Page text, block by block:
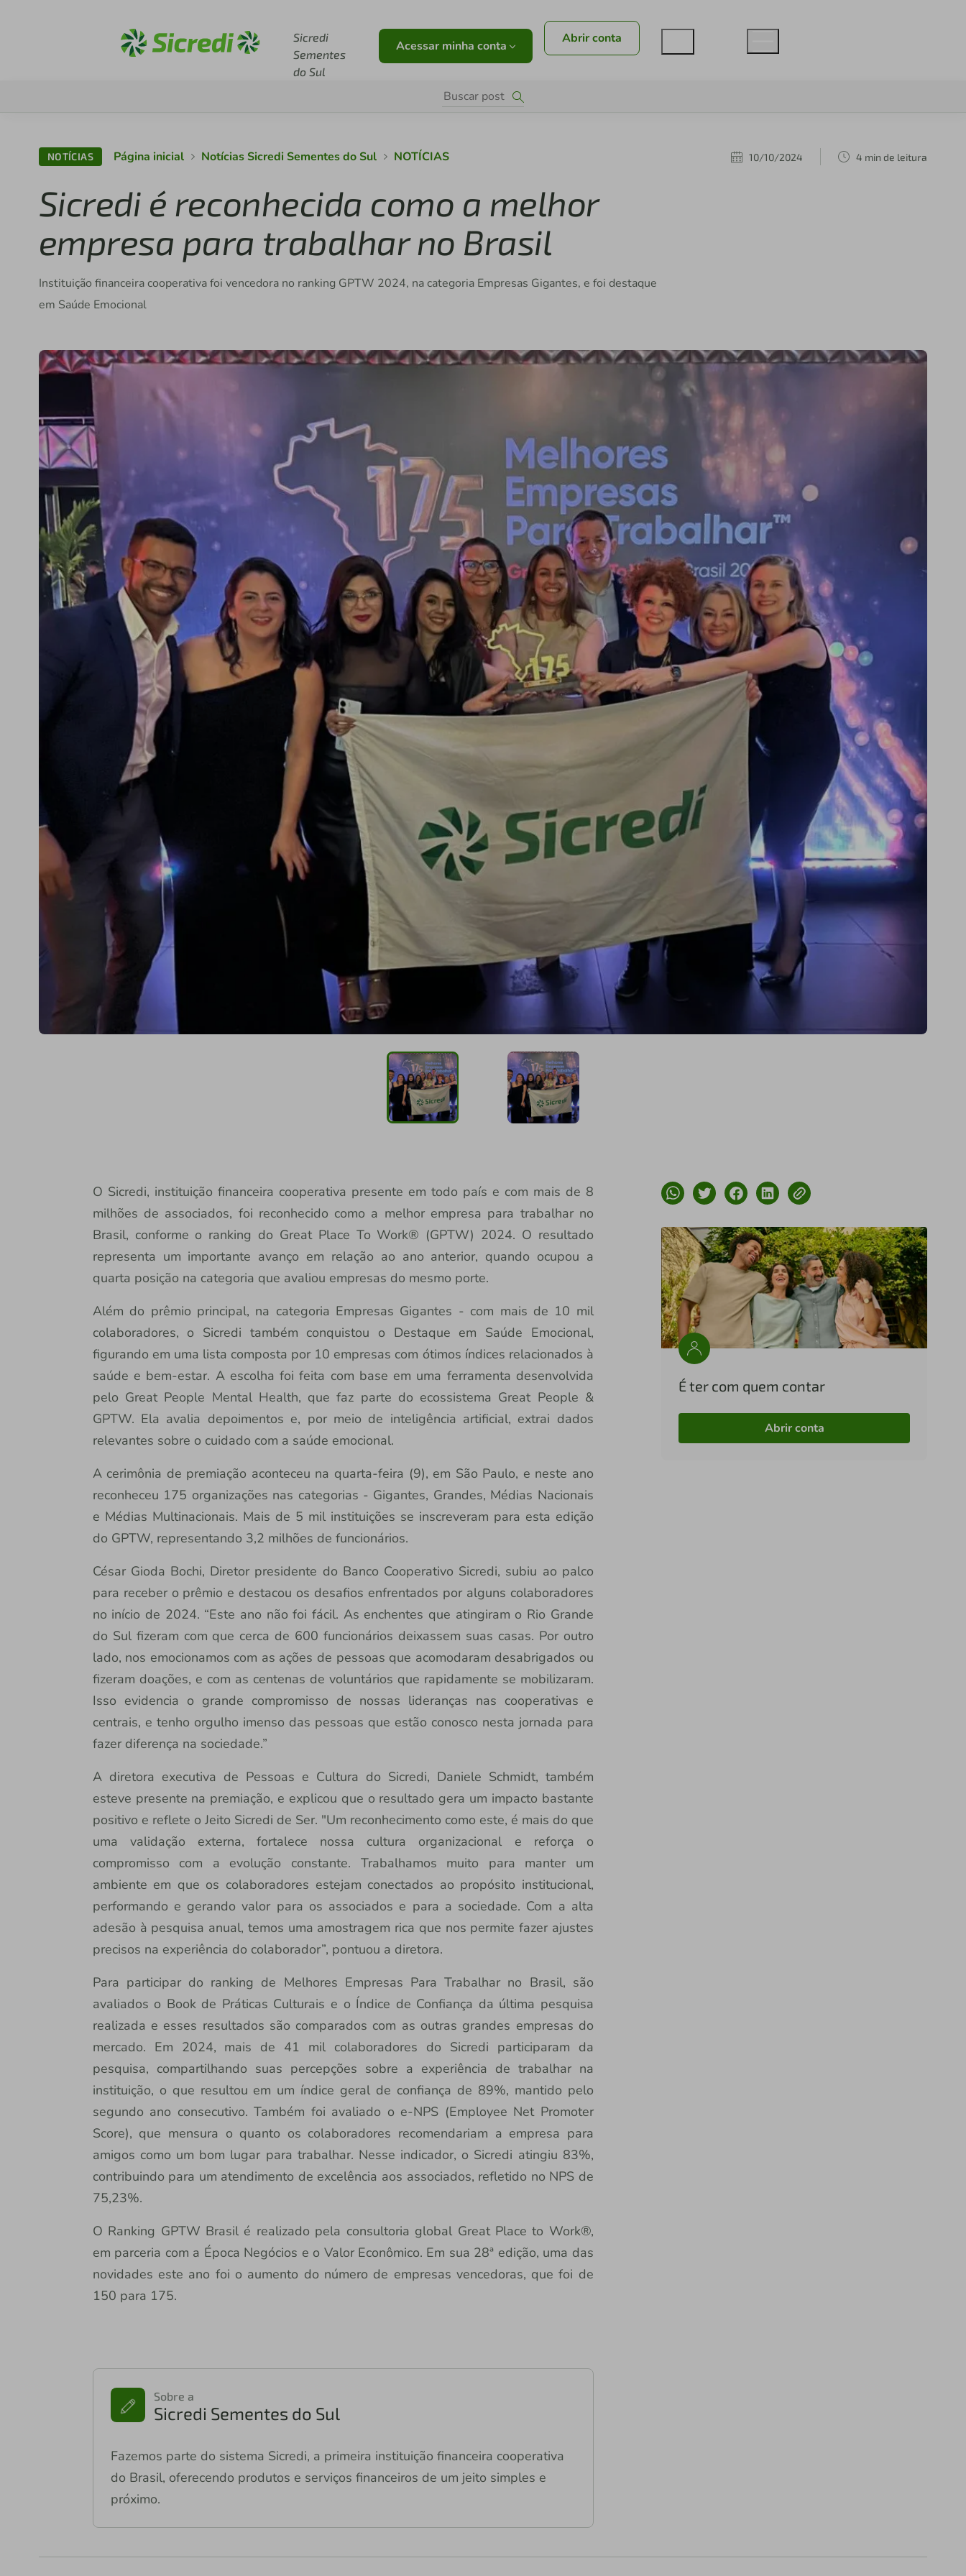
Sicredi
Sementes
do Sul
Acessar minha conta Abrir conta
NOTÍCIAS Página inicial Notícias Sicredi Sementes do Sul NOTÍCIAS 10/10/2024 4 min de leitura
Sicredi é reconhecida como a melhor
empresa para trabalhar no Brasil
Instituição financeira cooperativa foi vencedora no ranking GPTW 2024, na categoria Empresas Gigantes, e foi destaque
em Saúde Emocional
O Sicredi, instituição financeira cooperativa presente em todo país e com mais de 8
milhões de associados, foi reconhecido como a melhor empresa para trabalhar no
Brasil, conforme o ranking do Great Place To Work® (GPTW) 2024. O resultado
representa um importante avanço em relação ao ano anterior, quando ocupou a
quarta posição na categoria que avaliou empresas do mesmo porte.
Além do prêmio principal, na categoria Empresas Gigantes - com mais de 10 mil
colaboradores, o Sicredi também conquistou o Destaque em Saúde Emocional,
figurando em uma lista composta por 10 empresas com ótimos índices relacionados à
saúde e bem-estar. A escolha foi feita com base em uma ferramenta desenvolvida
pelo Great People Mental Health, que faz parte do ecossistema Great People &
GPTW. Ela avalia depoimentos e, por meio de inteligência artificial, extrai dados
relevantes sobre o cuidado com a saúde emocional.
A cerimônia de premiação aconteceu na quarta-feira (9), em São Paulo, e neste ano
reconheceu 175 organizações nas categorias - Gigantes, Grandes, Médias Nacionais
e Médias Multinacionais. Mais de 5 mil instituições se inscreveram para esta edição
do GPTW, representando 3,2 milhões de funcionários.
César Gioda Bochi, Diretor presidente do Banco Cooperativo Sicredi, subiu ao palco
para receber o prêmio e destacou os desafios enfrentados por alguns colaboradores
no início de 2024. “Este ano não foi fácil. As enchentes que atingiram o Rio Grande
do Sul fizeram com que cerca de 600 funcionários deixassem suas casas. Por outro
lado, nos emocionamos com as ações de pessoas que acomodaram desabrigados ou
fizeram doações, e com as centenas de voluntários que rapidamente se mobilizaram.
Isso evidencia o grande compromisso de nossas lideranças nas cooperativas e
centrais, e tenho orgulho imenso das pessoas que estão conosco nesta jornada para
fazer diferença na sociedade.”
A diretora executiva de Pessoas e Cultura do Sicredi, Daniele Schmidt, também
esteve presente na premiação, e explicou que o resultado gera um impacto bastante
positivo e reflete o Jeito Sicredi de Ser. "Um reconhecimento como este, é mais do que
uma validação externa, fortalece nossa cultura organizacional e reforça o
compromisso com a evolução constante. Trabalhamos muito para manter um
ambiente em que os colaboradores estejam conectados ao propósito institucional,
performando e gerando valor para os associados e para a sociedade. Com a alta
adesão à pesquisa anual, temos uma amostragem rica que nos permite fazer ajustes
precisos na experiência do colaborador”, pontuou a diretora.
Para participar do ranking de Melhores Empresas Para Trabalhar no Brasil, são
avaliados o Book de Práticas Culturais e o Índice de Confiança da última pesquisa
realizada e esses resultados são comparados com as outras grandes empresas do
mercado. Em 2024, mais de 41 mil colaboradores do Sicredi participaram da
pesquisa, compartilhando suas percepções sobre a experiência de trabalhar na
instituição, o que resultou em um índice geral de confiança de 89%, mantido pelo
segundo ano consecutivo. Também foi avaliado o e-NPS (Employee Net Promoter
Score), que mensura o quanto os colaboradores recomendariam a empresa para
amigos como um bom lugar para trabalhar. Nesse indicador, o Sicredi atingiu 83%,
contribuindo para um atendimento de excelência aos associados, refletido no NPS de
75,23%.
O Ranking GPTW Brasil é realizado pela consultoria global Great Place to Work®,
em parceria com a Época Negócios e o Valor Econômico. Em sua 28ª edição, uma das
novidades este ano foi o aumento do número de empresas vencedoras, que foi de
150 para 175.
Sobre a
Sicredi Sementes do Sul
Fazemos parte do sistema Sicredi, a primeira instituição financeira cooperativa
do Brasil, oferecendo produtos e serviços financeiros de um jeito simples e
próximo.
É ter com quem contar
Abrir conta